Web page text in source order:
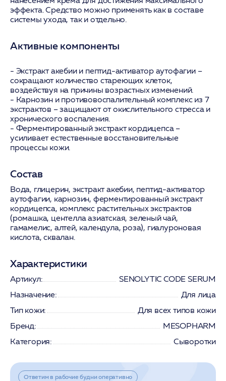
эффекта. Средство можно применять как в составе
системы ухода, так и отдельно.
Активные компоненты
- Экстракт акебии и пептид-активатор аутофагии–
сокращают количество стареющих клеток,
воздействуя на причины возрастных изменений.
- Карнозин и противовоспалительный комплекс из 7
экстрактов – защищают от окислительного стресса и
хронического воспаления.
- Ферментированный экстракт кордицепса–
усиливает естественные восстановительные
процессы кожи.
Состав
Вода, глицерин, экстракт акебии, пептид-активатор
аутофагии, карнозин, ферментированный экстракт
кордицепса, комплекс растительных экстрактов
(ромашка, центелла азиатская, зеленый чай,
гамамелис, алтей, календула, роза), гиалуроновая
кислота, сквалан.
Характеристики
Артикул:
SENOLYTIC CODE SERUM
Назначение:
Для лица
Тип кожи:
Для всех типов кожи
Бренд:
MESOPHARM
Категория:
Сыворотки
Ответим в рабочие будни оперативно